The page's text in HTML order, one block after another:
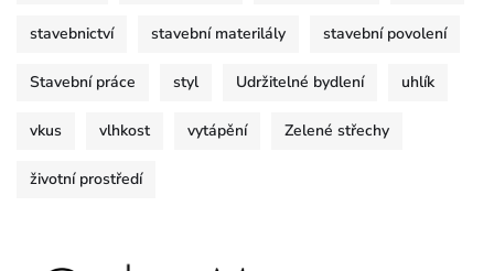
stavebnictví stavební materilály stavební povolení
Stavební práce styl Udržitelné bydlení uhlík
vkus vlhkost vytápění Zelené střechy
životní prostředí